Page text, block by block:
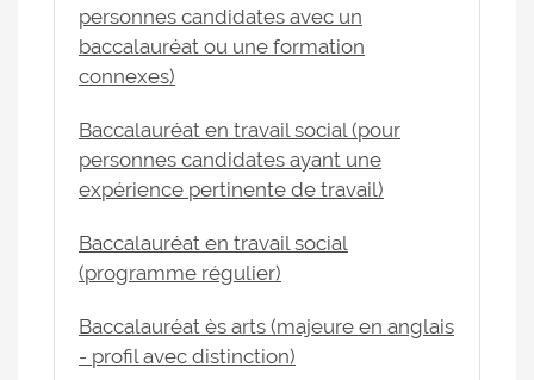
personnes candidates avec un
baccalauréat ou une formation
connexes)
Baccalauréat en travail social (pour
personnes candidates ayant une
expérience pertinente de travail)
Baccalauréat en travail social
(programme régulier)
Baccalauréat ès arts (majeure en anglais
- profil avec distinction)